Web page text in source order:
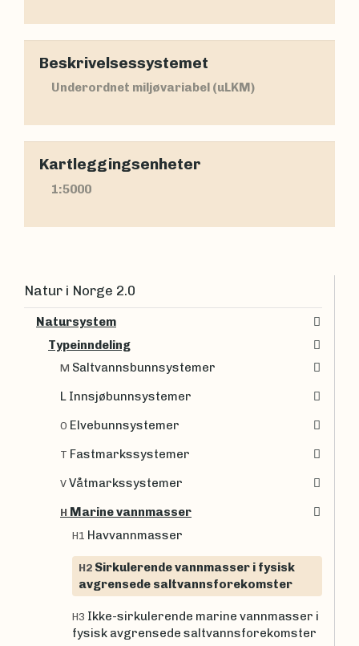
Beskrivelsessystemet
Underordnet miljøvariabel (uLKM)
Kartleggingsenheter
1:5000
Natur i Norge 2.0
Natursystem
Typeinndeling
M Saltvannsbunnsystemer
L Innsjøbunnsystemer
O Elvebunnsystemer
T Fastmarkssystemer
V Våtmarkssystemer
H Marine vannmasser
H1 Havvannmasser
H2 Sirkulerende vannmasser i fysisk
avgrensede saltvannsforekomster
H3 Ikke-sirkulerende marine vannmasser i
fysisk avgrensede saltvannsforekomster